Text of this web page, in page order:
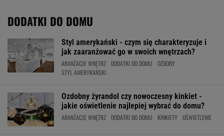
DODATKI DO DOMU
Styl amerykański - czym się charakteryzuje i
jak zaaranżować go w swoich wnętrzach?
ARANŻACJE WNĘTRZ DODATKI DO DOMU
OZDOBY
STYL AMERYKAŃSKI
Ozdobny żyrandol czy nowoczesny kinkiet -
jakie oświetlenie najlepiej wybrać do domu?
ARANŻACJE WNĘTRZ DODATKI DO DOMU KINKIETY OŚWIETLENIE